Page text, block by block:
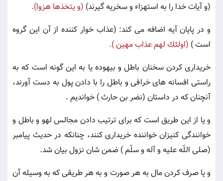
(و آيات خدا را به استهزاء و سخريه گيرند) (و يتخذها هزوا).
و در پايان آيه اضافه مى كند: (عذاب خوار كننده از آن اين گروه
است ) (اولئك لهم عذاب مهين ).
خريدارى كردن سخنان باطل و بيهوده يا به اين گونه است كه به
راستى افسانه هاى خرافى و باطل را با دادن پول به دست آورند،
آنچنان كه در داستان (نضر بن حارث ) خوانديم .
و يا از اين طريق است كه براى ترتيب دادن مجالس لهو و باطل و
خوانندگى كنيزان خواننده خريدارى كنند، چنانكه در حديث پيامبر
(صلى اللّه عليه و آله و سلّم ) ضمن شان نزول بيان شد.
و يا صرف كردن مال به هر صورت و به هر طريقى كه به وسيله آن